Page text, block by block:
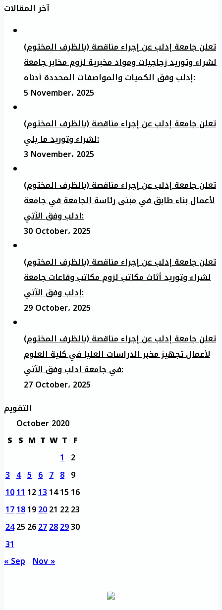
آخر المقالات
تعلن جامعة إدلب عن إجراء مناقصة (بالظرف المختوم)
لشراء وتوريد زجاجيات ومواد مخبرية لزوم مخابر جامعة
إدلب وفق الكميات والمواصفات المحددة أدناه:
5 November، 2025
تعلن جامعة إدلب عن إجراء مناقصة (بالظرف المختوم)
لشراء وتوريد ما يلي:
3 November، 2025
تعلن جامعة إدلب عن إجراء مناقصة (بالظرف المختوم)
لأعمال بناء طابق في مبنى رئاسة الجامعة في جامعة
ادلب وفق الآتي:
30 October، 2025
تعلن جامعة إدلب عن إجراء مناقصة (بالظرف المختوم)
لشراء وتوريد أثاث مكاتب لزوم مكاتب وقاعات جامعة
إدلب وفق الآتي:
29 October، 2025
تعلن جامعة إدلب عن إجراء مناقصة (بالظرف المختوم)
لأعمال تجهيز مخبر الدراسات العليا في كلية العلوم
في جامعة ادلب وفق الآتي:
27 October، 2025
التقويم
October 2020
S S M T W T F
1 2
3 4 5 6 7 8 9
10111213141516
1718192021 2223
24252627282930
31
« Sep Nov »